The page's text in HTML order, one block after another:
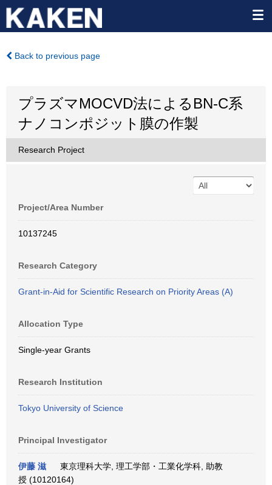
Back to previous page
プラズマMOCVD法によるBN-C系
ナノコンポジット膜の作製
Research Project
Project/Area Number
10137245
Research Category
Grant-in-Aid for Scientific Research on Priority Areas (A)
Allocation Type
Single-year Grants
Research Institution
Tokyo University of Science
Principal Investigator
伊藤 滋
東京理科大学, 理工学部・工業化学科, 助教
授 (10120164)